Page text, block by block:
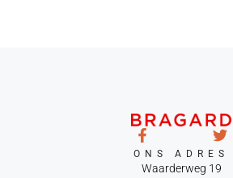
ONS ADRES
Waarderweg 19